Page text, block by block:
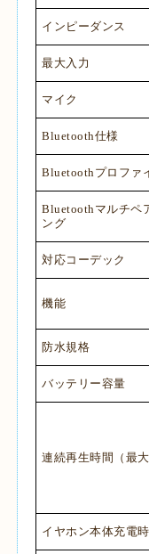
インピーダンス
最大入力
マイク
Bluetooth仕様
Bluetoothプロファ
Bluetoothマルチペ
ング
対応コーデック
機能
防水規格
バッテリー容量
連続再生時間（最大
イヤホン本体充電